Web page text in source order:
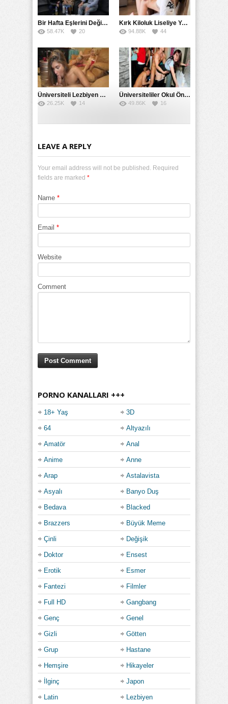
Bir Hafta Eşlerini Değişerek Gerçek Swinger Yaptılar
58.47K 20
Kırk Kiloluk Liseliye Yarım Tonluk Yarak Kaldırttı
94.88K 44
Üniversiteli Lezbiyen Kuzenlerin Yaraklı Seks Eğlencesi
26.25K 14
Üniversiteliler Okul Öncesi Gerçek Sex Partisi Düzenledi
49.86K 16
LEAVE A REPLY
Your email address will not be published. Required
fields are marked *
Name *
Email *
Website
Comment
PORNO KANALLARI +++
18+ Yaş 3D
64 Altyazılı
Amatör Anal
Anime Anne
Arap Astalavista
Asyalı Banyo Duş
Bedava Blacked
Brazzers Büyük Meme
Çinli Değişik
Doktor Ensest
Erotik Esmer
Fantezi Filmler
Full HD Gangbang
Genç Genel
Gizli Götten
Grup Hastane
Hemşire Hikayeler
İlginç Japon
Latin Lezbiyen